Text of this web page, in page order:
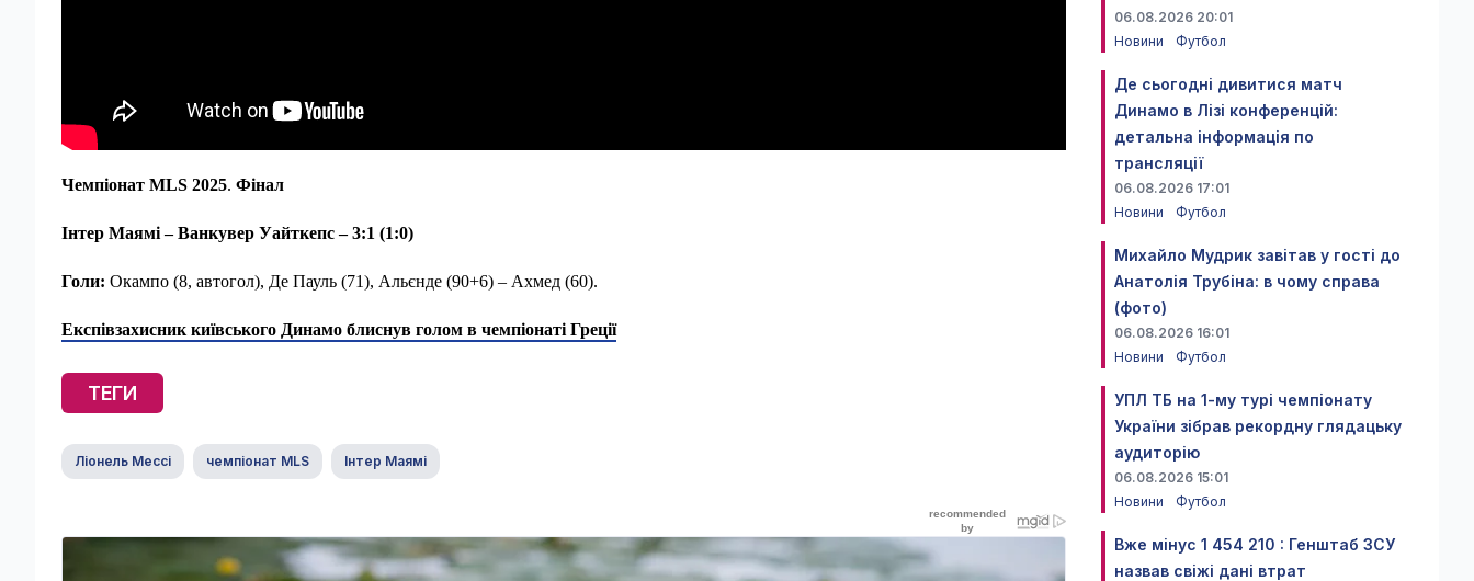
Чемпіонат MLS 2025. Фінал
Інтер Маямі – Ванкувер Уайткепс – 3:1 (1:0)
Голи: Окампо (8, автогол), Де Пауль (71), Альєнде (90+6) – Ахмед (60).
Експівзахисник київського Динамо блиснув голом в чемпіонаті Греції
ТЕГИ
Ліонель Мессі чемпіонат MLS Інтер Маямі
06.08.2026 20:01
Новини
Футбол
Де сьогодні дивитися матч
Динамо в Лізі конференцій:
детальна інформація по
трансляції
06.08.2026 17:01
Новини
Футбол
Михайло Мудрик завітав у гості до
Анатолія Трубіна: в чому справа
(фото)
06.08.2026 16:01
Новини
Футбол
УПЛ ТБ на 1-му турі чемпіонату
України зібрав рекордну глядацьку
аудиторію
06.08.2026 15:01
Новини
Футбол
Вже мінус 1 454 210 : Генштаб ЗСУ
назвав свіжі дані втрат